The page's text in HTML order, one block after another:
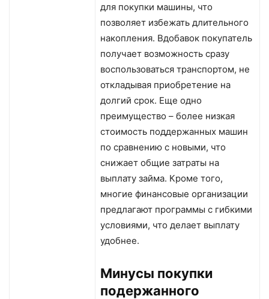
для покупки машины, что
позволяет избежать длительного
накопления. Вдобавок покупатель
получает возможность сразу
воспользоваться транспортом, не
откладывая приобретение на
долгий срок. Еще одно
преимущество – более низкая
стоимость поддержанных машин
по сравнению с новыми, что
снижает общие затраты на
выплату займа. Кроме того,
многие финансовые организации
предлагают программы с гибкими
условиями, что делает выплату
удобнее.
Минусы покупки
подержанного